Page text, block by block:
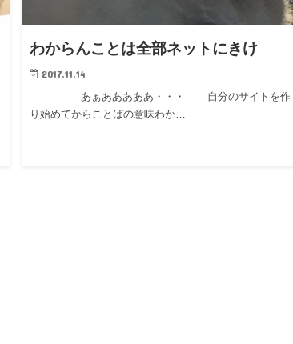
わからんことは全部ネットにきけ
2017.11.14
あぁあああああ・・・ 自分のサイトを作
り始めてからことばの意味わか…